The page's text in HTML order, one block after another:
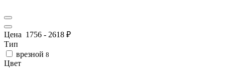
Цена 1756 - 2618 ₽
Тип
врезной 8
Цвет